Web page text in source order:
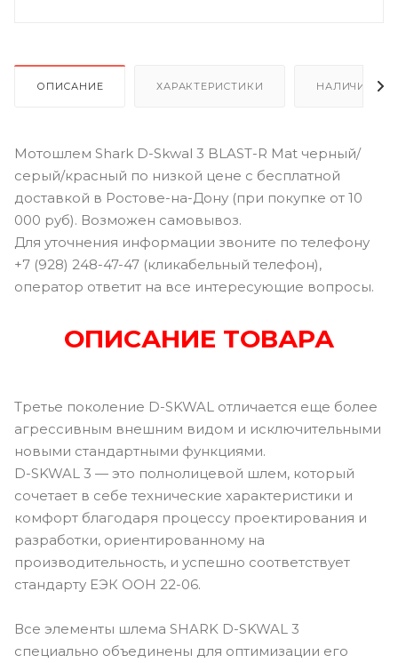
ОПИСАНИЕ ХАРАКТЕРИСТИКИ НАЛИЧИЕ В
Мотошлем Shark D-Skwal 3 BLAST-R Mat черный/
серый/красный по низкой цене с бесплатной
доставкой в Ростове-на-Дону (при покупке от 10
000 руб). Возможен самовывоз.
Для уточнения информации звоните по телефону
+7 (928) 248-47-47 (кликабельный телефон),
оператор ответит на все интересующие вопросы.
ОПИСАНИЕ ТОВАРА
Третье поколение D-SKWAL отличается еще более
агрессивным внешним видом и исключительными
новыми стандартными функциями.
D-SKWAL 3 — это полнолицевой шлем, который
сочетает в себе технические характеристики и
комфорт благодаря процессу проектирования и
разработки, ориентированному на
производительность, и успешно соответствует
стандарту ЕЭК ООН 22-06.
Все элементы шлема SHARK D-SKWAL 3
специально объединены для оптимизации его